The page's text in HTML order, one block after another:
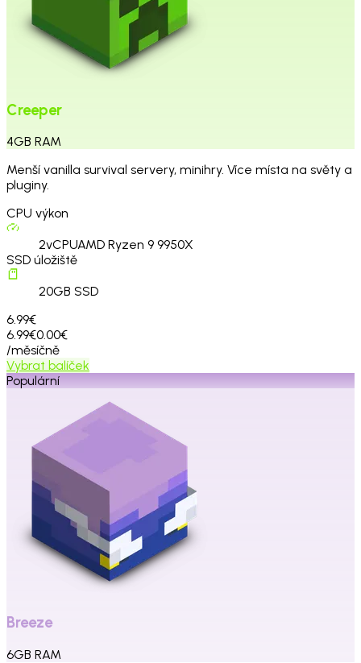
Creeper
4GB RAM
Menší vanilla survival servery, minihry. Více místa na světy a
pluginy.
CPU výkon
2vCPUAMD Ryzen 9 9950X
SSD úložiště
20GB SSD
6.99€
6.99€0.00€
/měsíčně
Vybrat balíček
Populární
Breeze
6GB RAM